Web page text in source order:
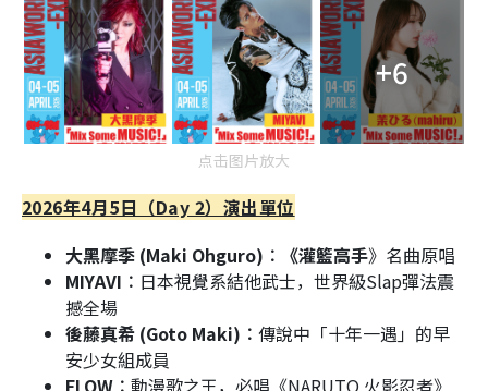
+6
点击图片放大
2026年4月5日（Day 2）演出單位
大黑摩季 (Maki Ohguro)︰《灌籃高手》名曲原唱
MIYAVI︰ 日本視覺系結他武士，世界級Slap彈法震
撼全場
後藤真希 (Goto Maki)︰ 傳說中「十年一遇」的早
安少女組成員
FLOW︰ 動漫歌之王，必唱《NARUTO 火影忍者》